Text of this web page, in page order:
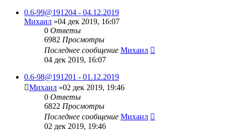
0.6-99@191204 - 04.12.2019
Михаил »04 дек 2019, 16:07
0 Ответы
6982 Просмотры
Последнее сообщение Михаил
04 дек 2019, 16:07
0.6-98@191201 - 01.12.2019
Михаил »02 дек 2019, 19:46
0 Ответы
6822 Просмотры
Последнее сообщение Михаил
02 дек 2019, 19:46